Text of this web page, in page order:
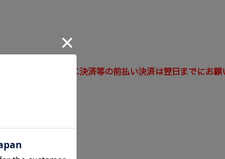
行振込・コンビニ決済等の前払い決済は翌日までにお願